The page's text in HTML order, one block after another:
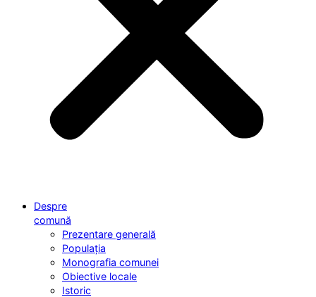
Despre
comună
Prezentare generală
Populația
Monografia comunei
Obiective locale
Istoric